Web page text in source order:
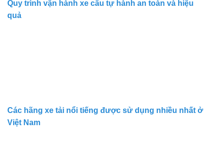
Quy trình vận hành xe cẩu tự hành an toàn và hiệu
quả
Các hãng xe tải nổi tiếng được sử dụng nhiều nhất ở
Việt Nam